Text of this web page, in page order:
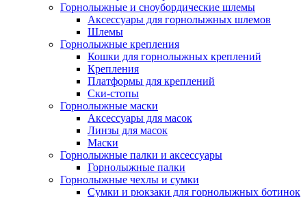
Горнолыжные и сноубордические шлемы
Аксессуары для горнолыжных шлемов
Шлемы
Горнолыжные крепления
Кошки для горнолыжных креплений
Крепления
Платформы для креплений
Ски-стопы
Горнолыжные маски
Аксессуары для масок
Линзы для масок
Маски
Горнолыжные палки и аксессуары
Горнолыжные палки
Горнолыжные чехлы и сумки
Сумки и рюкзаки для горнолыжных ботинок